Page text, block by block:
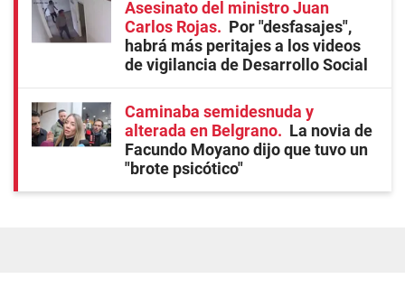
Asesinato del ministro Juan
Carlos Rojas
Por "desfasajes",
habrá más peritajes a los videos
de vigilancia de Desarrollo Social
Caminaba semidesnuda y
alterada en Belgrano
La novia de
Facundo Moyano dijo que tuvo un
"brote psicótico"